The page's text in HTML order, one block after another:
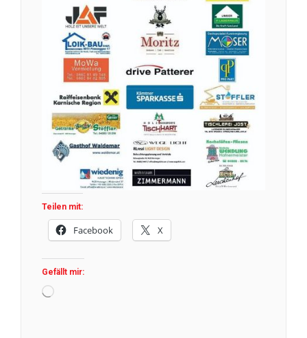
Teilen mit:
Facebook X
Gefällt mir:
Wird